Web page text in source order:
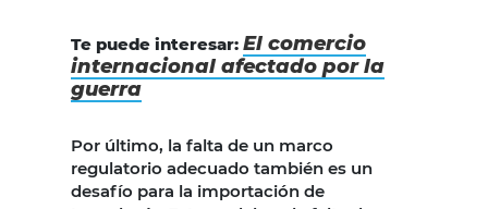
Te puede interesar: El comercio
internacional afectado por la
guerra
Por último, la falta de un marco
regulatorio adecuado también es un
desafío para la importación de